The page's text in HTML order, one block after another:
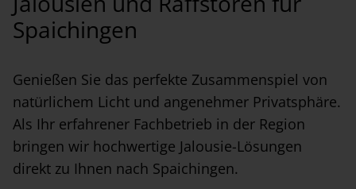
Spaichingen
Genießen Sie das perfekte Zusammenspiel von
natürlichem Licht und angenehmer Privatsphäre.
Als Ihr erfahrener Fachbetrieb in der Region
bringen wir hochwertige Jalousie-Lösungen
direkt zu Ihnen nach Spaichingen.